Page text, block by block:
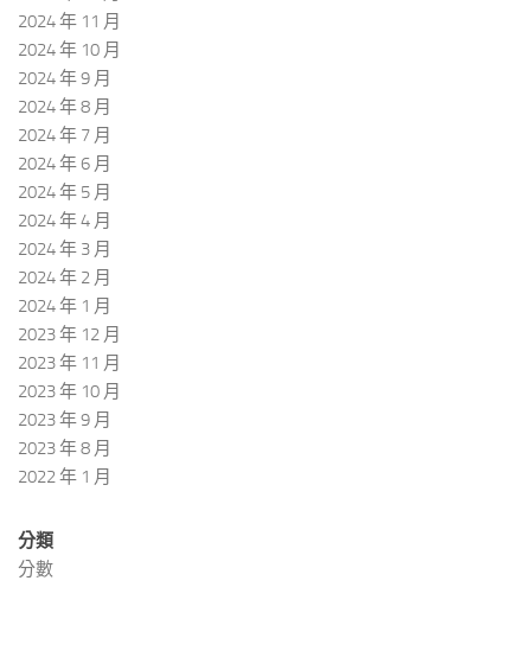
2024 年 11 月
2024 年 10 月
2024 年 9 月
2024 年 8 月
2024 年 7 月
2024 年 6 月
2024 年 5 月
2024 年 4 月
2024 年 3 月
2024 年 2 月
2024 年 1 月
2023 年 12 月
2023 年 11 月
2023 年 10 月
2023 年 9 月
2023 年 8 月
2022 年 1 月
分類
分數